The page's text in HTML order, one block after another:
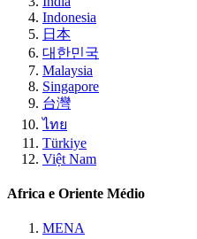
Indonesia
日本
대한민국
Malaysia
Singapore
台灣
ไทย
Türkiye
Việt Nam
Africa e Oriente Médio
MENA